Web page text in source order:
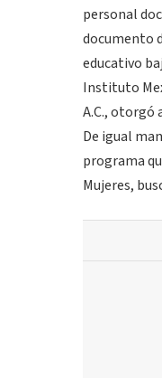
personal
documento
educativo
Instituto
A.C., otorgó
De igual
programa
Mujeres,